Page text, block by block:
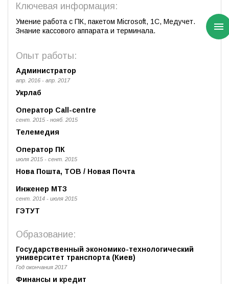
Ключевая информация:
Умение работа с ПК, пакетом Microsoft, 1С, Медучет.
Знание кассового аппарата и терминала.
Опыт работы:
Администратор
апр. 2016 - апр. 2017
Укрлаб
Оператор Call-centre
сент. 2015 - нояб. 2015
Телемедия
Оператор ПК
июля 2015 - сент. 2015
Нова Пошта, ТОВ / Новая Почта
Инженер МТЗ
сент. 2014 - июля 2015
ГЭТУТ
Образование:
Государственный экономико-технологический
университет транспорта (Киев)
Год окончания 2017
Финансы и кредит